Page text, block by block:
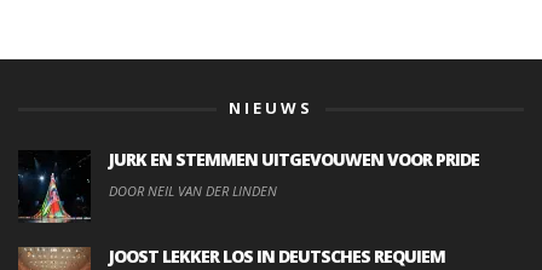
NIEUWS
JURK EN STEMMEN UITGEVOUWEN VOOR PRIDE
DOOR NEIL VAN DER LINDEN
JOOST LEKKER LOS IN DEUTSCHES REQUIEM